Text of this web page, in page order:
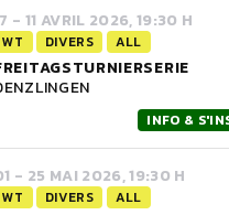
- 11 AVRIL 2026, 19:30 H
WT DIVERS ALL
INFO &
- 25 MAI 2026, 19:30 H
WT DIVERS ALL